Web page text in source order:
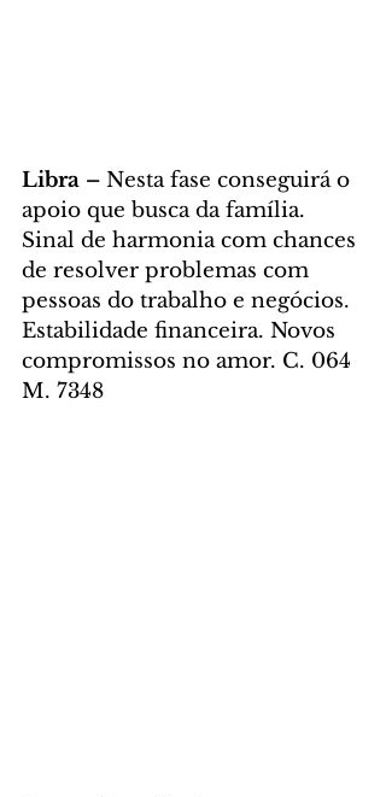
Libra – Nesta fase conseguirá o
apoio que busca da família.
Sinal de harmonia com chances
de resolver problemas com
pessoas do trabalho e negócios.
Estabilidade financeira. Novos
compromissos no amor. C. 064
M. 7348